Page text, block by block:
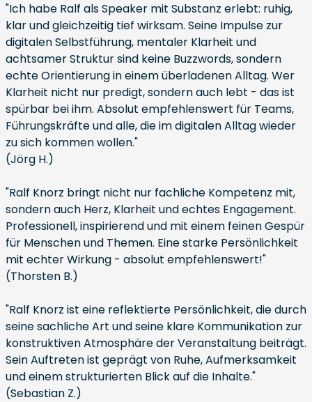
"Ich habe Ralf als Speaker mit Substanz erlebt: ruhig,
klar und gleichzeitig tief wirksam. Seine Impulse zur
digitalen Selbstführung, mentaler Klarheit und
achtsamer Struktur sind keine Buzzwords, sondern
echte Orientierung in einem überladenen Alltag. Wer
Klarheit nicht nur predigt, sondern auch lebt - das ist
spürbar bei ihm. Absolut empfehlenswert für Teams,
Führungskräfte und alle, die im digitalen Alltag wieder
zu sich kommen wollen."
(Jörg H.)
"Ralf Knorz bringt nicht nur fachliche Kompetenz mit,
sondern auch Herz, Klarheit und echtes Engagement.
Professionell, inspirierend und mit einem feinen Gespür
für Menschen und Themen. Eine starke Persönlichkeit
mit echter Wirkung - absolut empfehlenswert!"
(Thorsten B.)
"Ralf Knorz ist eine reflektierte Persönlichkeit, die durch
seine sachliche Art und seine klare Kommunikation zur
konstruktiven Atmosphäre der Veranstaltung beiträgt.
Sein Auftreten ist geprägt von Ruhe, Aufmerksamkeit
und einem strukturierten Blick auf die Inhalte."
(Sebastian Z.)